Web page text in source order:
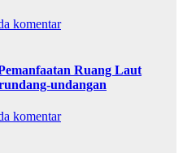
komentar
Ruang Laut
undangan
komentar